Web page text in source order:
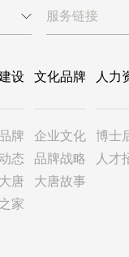
服务链接
设
牌
态
唐
家
文化品牌
企业文化
品牌战略
大唐故事
人力
博士
人才